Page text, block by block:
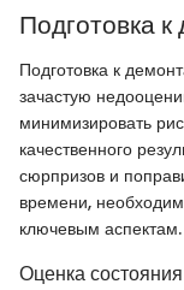
Подготовка
Подготовка к
зачастую
минимизировать
качественного
сюрпризов и
времени,
ключевым аспектам.
Оценка